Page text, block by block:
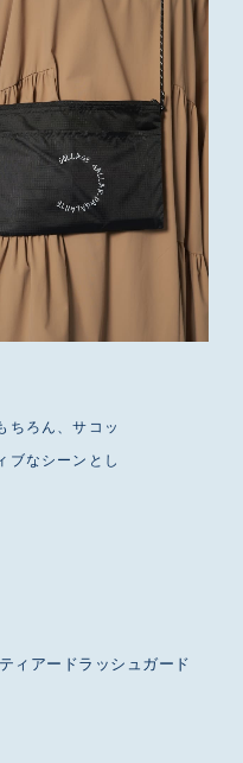
ちろん、サコッ
ブなシーンとし
ィアードラッシュガード